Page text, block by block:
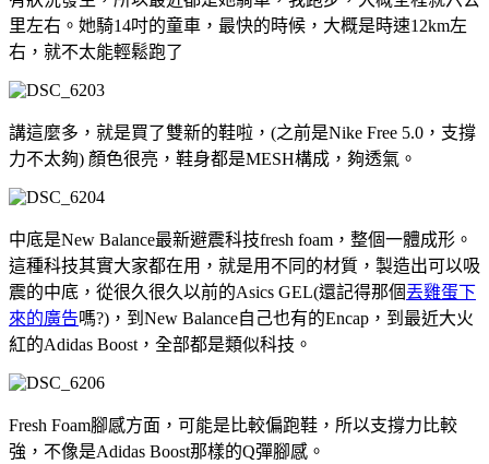
里左右。她騎14吋的童車，最快的時候，大概是時速12km左
右，就不太能輕鬆跑了
講這麼多，就是買了雙新的鞋啦，(之前是Nike Free 5.0，支撐
力不太夠) 顏色很亮，鞋身都是MESH構成，夠透氣。
中底是New Balance最新避震科技fresh foam，整個一體成形。
這種科技其實大家都在用，就是用不同的材質，製造出可以吸
震的中底，從很久很久以前的Asics GEL(還記得那個丟雞蛋下
來的廣告嗎?)，到New Balance自己也有的Encap，到最近大火
紅的Adidas Boost，全部都是類似科技。
Fresh Foam腳感方面，可能是比較偏跑鞋，所以支撐力比較
強，不像是Adidas Boost那樣的Q彈腳感。